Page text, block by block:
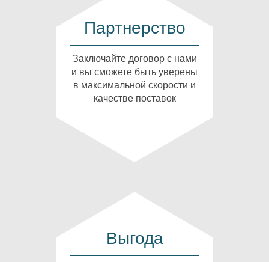
Партнерство
Заключайте договор с нами
и вы сможете быть уверены
в максимальной скорости и
качестве поставок
Выгода